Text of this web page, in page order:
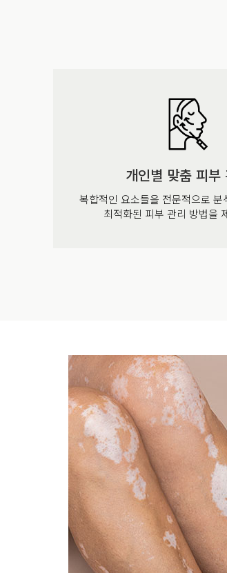
개인별 맞춤 피부
복합적인 요소들을 전문적으로 분
최적화된 피부 관리 방법을